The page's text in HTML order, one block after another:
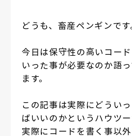
どうも、畜産ペンギンです
今日は保守性の高いコー
いった事が必要なのか語
ます。
この記事は実際にどうい
ばいいのかというハウツー
実際にコードを書く事以